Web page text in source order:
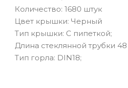
Количество: 1680 штук
Цвет крышки: Черный
Тип крышки: С пипеткой;
Длина стеклянной трубки
Тип горла: DIN18;